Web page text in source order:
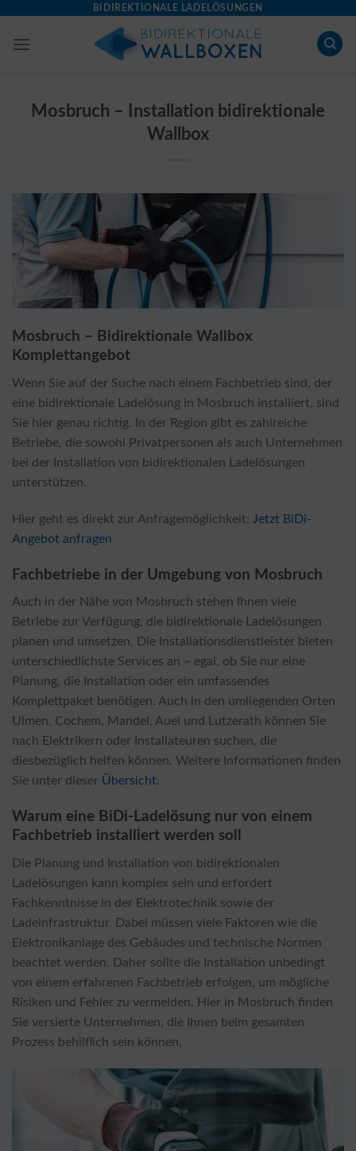
content
BIDIREKTIONALE LADELÖSUNGEN
Mosbruch – Installation bidirektionale
Wallbox
Mosbruch – Bidirektionale Wallbox
Komplettangebot
Wenn Sie auf der Suche nach einem Fachbetrieb sind, der
eine bidirektionale Ladelösung in Mosbruch installiert, sind
Sie hier genau richtig. In der Region gibt es zahlreiche
Betriebe, die sowohl Privatpersonen als auch Unternehmen
bei der Installation von bidirektionalen Ladelösungen
unterstützen.
Hier geht es direkt zur Anfragemöglichkeit: Jetzt BiDi-
Angebot anfragen
Fachbetriebe in der Umgebung von Mosbruch
Auch in der Nähe von Mosbruch stehen Ihnen viele
Betriebe zur Verfügung, die bidirektionale Ladelösungen
planen und umsetzen. Die Installationsdienstleister bieten
unterschiedlichste Services an – egal, ob Sie nur eine
Planung, die Installation oder ein umfassendes
Komplettpaket benötigen. Auch in den umliegenden Orten
Ulmen, Cochem, Mandel, Auel und Lutzerath können Sie
nach Elektrikern oder Installateuren suchen, die
diesbezüglich helfen können. Weitere Informationen finden
Sie unter dieser Übersicht.
Warum eine BiDi-Ladelösung nur von einem
Fachbetrieb installiert werden soll
Die Planung und Installation von bidirektionalen
Ladelösungen kann komplex sein und erfordert
Fachkenntnisse in der Elektrotechnik sowie der
Ladeinfrastruktur. Dabei müssen viele Faktoren wie die
Elektronikanlage des Gebäudes und technische Normen
beachtet werden. Daher sollte die Installation unbedingt
von einem erfahrenen Fachbetrieb erfolgen, um mögliche
Risiken und Fehler zu vermeiden. Hier in Mosbruch finden
Sie versierte Unternehmen, die Ihnen beim gesamten
Prozess behilflich sein können.